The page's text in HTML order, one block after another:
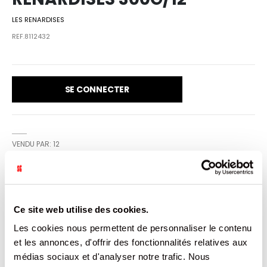
Ce site web utilise des cookies.
Les cookies nous permettent de personnaliser le contenu
et les annonces, d'offrir des fonctionnalités relatives aux
médias sociaux et d'analyser notre trafic. Nous
LES RENARDISES
REF.8112432
SE CONNECTER
VENDU PAR: 12
Fabriquées artisanalement en Provence, nos lunettes
sablées à la framboise sont le fruit d’un savoir-faire
authentique transmis avec passion. Chaque biscuit est
façonné avec soin, à partir d’ingrédients simples et de